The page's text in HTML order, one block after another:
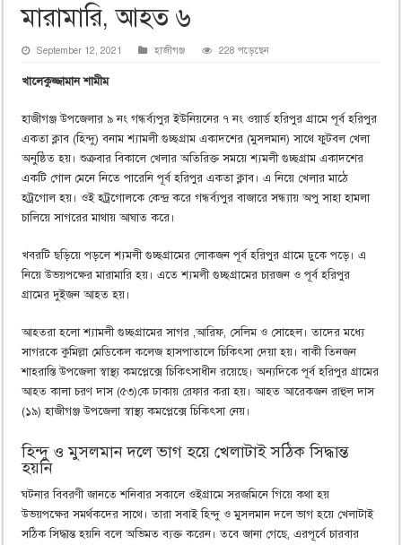
মারামারি, আহত ৬
September 12, 2021 হাজীগঞ্জ 228 পড়েছেন
খালেকুজ্জামান শামীম
হাজীগঞ্জ উপজেলার ৯ নং গন্ধর্ব্যপুর ইউনিয়নের ৭ নং ওয়ার্ড হরিপুর গ্রামে পূর্ব হরিপুর
একতা ক্লাব (হিন্দু) বনাম শ্যামলী গুচ্ছগ্রাম একাদশের (মুসলমান) সাথে ফুটবল খেলা
অনুষ্ঠিত হয়। শুক্রবার বিকালে খেলার অতিরিক্ত সময়ে শ্যমলী গুচ্ছগ্রাম একাদশের
একটি গোল মেনে নিতে পারেনি পূর্ব হরিপুর একতা ক্লাব। এ নিয়ে খেলার মাঠে
হট্রগোল হয়। ওই হট্রগোলকে কেন্দ্র করে গন্ধর্ব্যপুর বাজারে সন্ধ্যায় অপু সাহা হামলা
চালিয়ে সাগরের মাথায় আঘাত করে।
খবরটি ছড়িয়ে পড়লে শ্যমলী গুচ্ছগ্রামের লোকজন পূর্ব হরিপুর গ্রামে ঢুকে পড়ে। এ
নিয়ে উভয়পক্ষের মারামারি হয়। এতে শ্যমলী গুচ্ছগ্রামের চারজন ও পূর্ব হরিপুর
গ্রামের দুইজন আহত হয়।
আহতরা হলো শ্যামলী গুচ্ছগ্রামের সাগর ,আরিফ, সেলিম ও সোহেল। তাদের মধ্যে
সাগরকে কুমিল্লা মেডিকেল কলেজ হাসপাতালে চিকিৎসা দেয়া হয়। বাকী তিনজন
শাহরাস্তি উপজেলা স্বাস্থ্য কমপ্লেক্সে চিকিৎসাধীন রয়েছে। অন্যদিকে পূর্ব হরিপুর গ্রামের
আহত কালা চরণ দাস (৫৩)কে ঢাকায় রেফার করা হয়। আহত আরেকজন রাহুল দাস
(১৯) হাজীগঞ্জ উপজেলা স্বাস্থ্য কমপ্লেক্সে চিকিৎসা নেয়।
হিন্দু ও মুসলমান দলে ভাগ হয়ে খেলাটাই সঠিক সিদ্ধান্ত
হয়নি
ঘটনার বিবরণী জানতে শনিবার সকালে ওইগ্রামে সরজমিনে গিয়ে কথা হয়
উভয়পক্ষের সমর্থকদের সাথে। তারা সবাই হিন্দু ও মুসলমান দলে ভাগ হয়ে খেলাটাই
সঠিক সিদ্ধান্ত হয়নি বলে অভিমত ব্যক্ত করেন। তবে জানা গেছে, এরপূর্বে চারবার